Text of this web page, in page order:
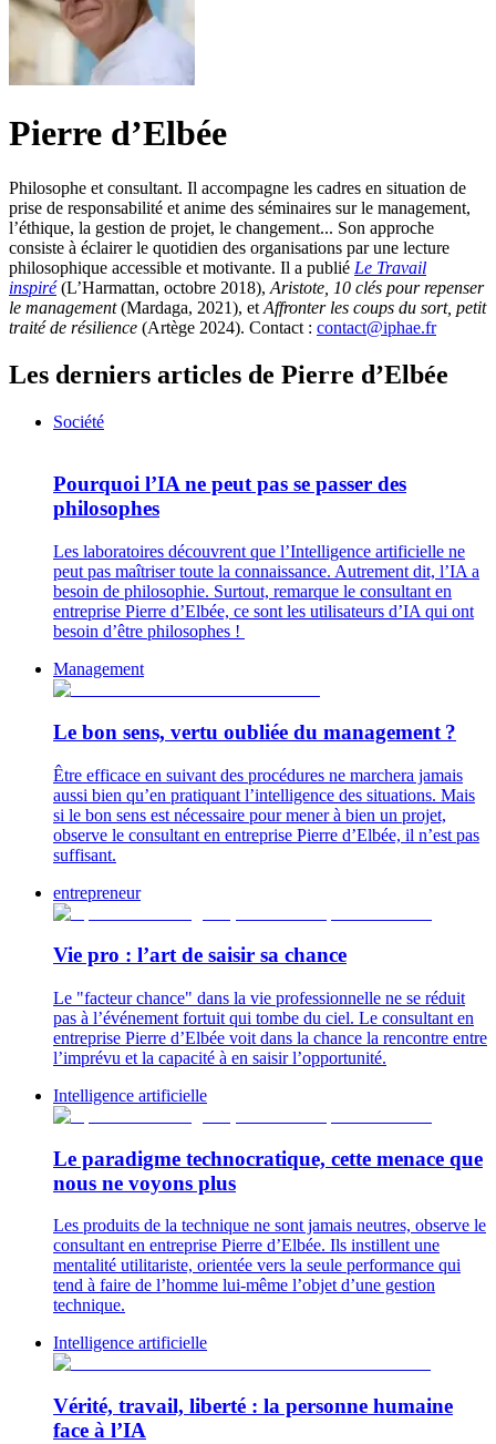
Pierre d’Elbée
Philosophe et consultant. Il accompagne les cadres en situation de
prise de responsabilité et anime des séminaires sur le management,
l’éthique, la gestion de projet, le changement... Son approche
consiste à éclairer le quotidien des organisations par une lecture
philosophique accessible et motivante. Il a publié Le Travail
inspiré(L’Harmattan, octobre 2018), Aristote, 10 clés pour repenser
le management(Mardaga, 2021), et Affronter les coups du sort, petit
traité de résilience (Artège 2024). Contact : contact@iphae.fr
Les derniers articles de Pierre d’Elbée
Société
Pourquoi l’IA ne peut pas se passer des
philosophes
Les laboratoires découvrent que l’Intelligence artificielle ne
peut pas maîtriser toute la connaissance. Autrement dit, l’IA a
besoin de philosophie. Surtout, remarque le consultant en
entreprise Pierre d’Elbée, ce sont les utilisateurs d’IA qui ont
besoin d’être philosophes !
Management
Le bon sens, vertu oubliée du management ?
Être efficace en suivant des procédures ne marchera jamais
aussi bien qu’en pratiquant l’intelligence des situations. Mais
si le bon sens est nécessaire pour mener à bien un projet,
observe le consultant en entreprise Pierre d’Elbée, il n’est pas
suffisant.
entrepreneur
Vie pro : l’art de saisir sa chance
Le "facteur chance" dans la vie professionnelle ne se réduit
pas à l’événement fortuit qui tombe du ciel. Le consultant en
entreprise Pierre d’Elbée voit dans la chance la rencontre entre
l’imprévu et la capacité à en saisir l’opportunité.
Intelligence artificielle
Le paradigme technocratique, cette menace que
nous ne voyons plus
Les produits de la technique ne sont jamais neutres, observe le
consultant en entreprise Pierre d’Elbée. Ils instillent une
mentalité utilitariste, orientée vers la seule performance qui
tend à faire de l’homme lui-même l’objet d’une gestion
technique.
Intelligence artificielle
Vérité, travail, liberté : la personne humaine
face à l’IA